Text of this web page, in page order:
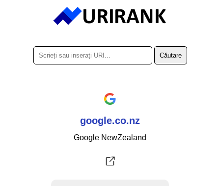
google.co.nz
Google NewZealand